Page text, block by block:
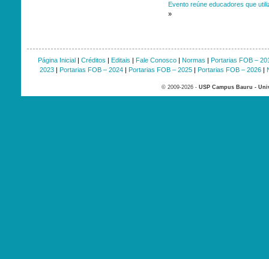
Evento reúne educadores que
»
Página Inicial| Créditos | Editais | Fale Conosco| Normas | Portarias FOB –
2023| Portarias FOB – 2024| Portarias FOB – 2025| Portarias FOB – 2026|
© 2009-2026 - USP Campus Bauru -